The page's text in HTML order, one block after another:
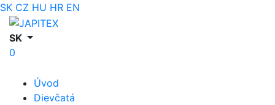
SK CZ HU HR EN
SK
0
Úvod
Dievčatá